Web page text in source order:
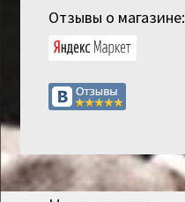
Отзывы о магазине: